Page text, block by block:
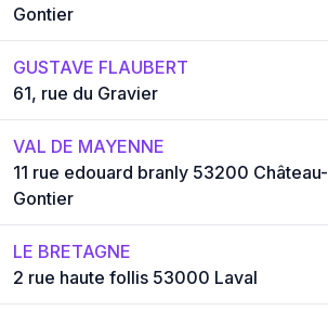
Gontier
GUSTAVE FLAUBERT
61, rue du Gravier
VAL DE MAYENNE
11 rue edouard branly 53200 Château-
Gontier
LE BRETAGNE
2 rue haute follis 53000 Laval